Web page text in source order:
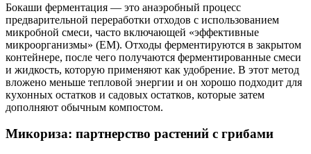
Бокаши ферментация — это анаэробный процесс
предварительной переработки отходов с использованием
микробной смеси, часто включающей «эффективные
микроорганизмы» (EM). Отходы ферментируются в закрытом
контейнере, после чего получаются ферментированные смеси
и жидкость, которую применяют как удобрение. В этот метод
вложено меньше тепловой энергии и он хорошо подходит для
кухонных остатков и садовых остатков, которые затем
дополняют обычным компостом.
Микориза: партнерство растений с грибами